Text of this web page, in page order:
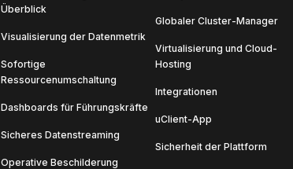
Überblick
Visualisierung der Datenmetrik
Sofortige
Ressourcenumschaltung
Dashboards für Führungskräfte
Sicheres Datenstreaming
Operative Beschilderung
Globaler Cluster-Manager
Virtualisierung und Cloud-
Hosting
Integrationen
uClient-App
Sicherheit der Plattform